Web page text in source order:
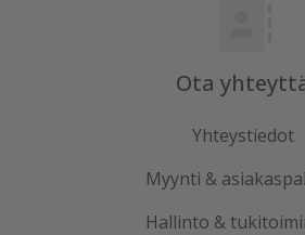
Ota
Yhteystiedot
Myynti &
Hallinto &